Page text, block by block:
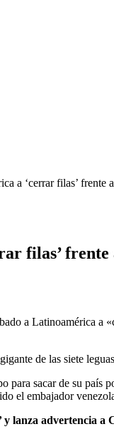
a ‘cerrar filas’ frente
filas’ frente
a Latinoamérica a
de las siete
para sacar de su
el embajador
y lanza advertencia a